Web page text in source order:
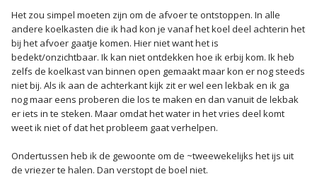
Het zou simpel moeten zijn om de afvoer te ontstoppen. In alle
andere koelkasten die ik had kon je vanaf het koel deel achterin het
bij het afvoer gaatje komen. Hier niet want het is
bedekt/onzichtbaar. Ik kan niet ontdekken hoe ik erbij kom. Ik heb
zelfs de koelkast van binnen open gemaakt maar kon er nog steeds
niet bij. Als ik aan de achterkant kijk zit er wel een lekbak en ik ga
nog maar eens proberen die los te maken en dan vanuit de lekbak
er iets in te steken. Maar omdat het water in het vries deel komt
weet ik niet of dat het probleem gaat verhelpen.
Ondertussen heb ik de gewoonte om de ~tweewekelijks het ijs uit
de vriezer te halen. Dan verstopt de boel niet.